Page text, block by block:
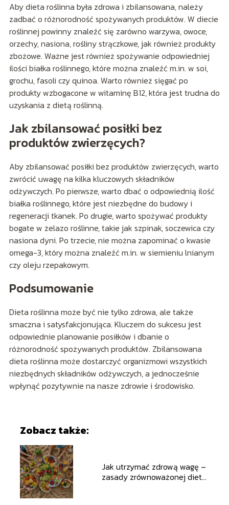
Aby dieta roślinna była zdrowa i zbilansowana, należy
zadbać o różnorodność spożywanych produktów. W diecie
roślinnej powinny znaleźć się zarówno warzywa, owoce,
orzechy, nasiona, rośliny strączkowe, jak również produkty
zbożowe. Ważne jest również spożywanie odpowiedniej
ilości białka roślinnego, które można znaleźć m.in. w soi,
grochu, fasoli czy quinoa. Warto również sięgać po
produkty wzbogacone w witaminę B12, która jest trudna do
uzyskania z dietą roślinną.
Jak zbilansować posiłki bez
produktów zwierzęcych?
Aby zbilansować posiłki bez produktów zwierzęcych, warto
zwrócić uwagę na kilka kluczowych składników
odżywczych. Po pierwsze, warto dbać o odpowiednią ilość
białka roślinnego, które jest niezbędne do budowy i
regeneracji tkanek. Po drugie, warto spożywać produkty
bogate w żelazo roślinne, takie jak szpinak, soczewica czy
nasiona dyni. Po trzecie, nie można zapominać o kwasie
omega-3, który można znaleźć m.in. w siemieniu lnianym
czy oleju rzepakowym.
Podsumowanie
Dieta roślinna może być nie tylko zdrowa, ale także
smaczna i satysfakcjonująca. Kluczem do sukcesu jest
odpowiednie planowanie posiłków i dbanie o
różnorodność spożywanych produktów. Zbilansowana
dieta roślinna może dostarczyć organizmowi wszystkich
niezbędnych składników odżywczych, a jednocześnie
wpłynąć pozytywnie na nasze zdrowie i środowisko.
Zobacz także:
Jak utrzymać zdrową wagę –
zasady zrównoważonej diety